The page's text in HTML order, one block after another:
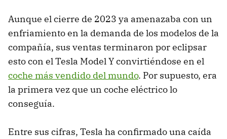
Aunque el cierre de 2023 ya amenazaba con un
enfriamiento en la demanda de los modelos de la
compañía, sus ventas terminaron por eclipsar
esto con el Tesla Model Y convirtiéndose en el
coche más vendido del mundo. Por supuesto, era
la primera vez que un coche eléctrico lo
conseguía.
Entre sus cifras, Tesla ha confirmado una caída